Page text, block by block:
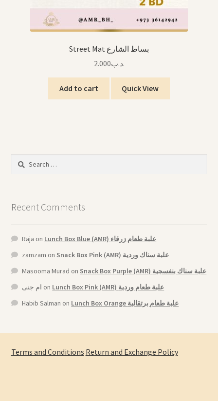
Street Mat بساط الشارع
.د.ب2.000
Add to cart Quick View
Search
Recent Comments
Raja on
Lunch Box Blue (AMR) علبة طعام زرقاء
zamzam on
Snack Box Pink (AMR) علبة سناك وردية
Masooma Murad on
Snack Box Purple (AMR) علبة سناك بنفسجية
ام جنى on
Lunch Box Pink (AMR) علبة طعام وردية
Habib Salman on Lunch Box Orange علبة طعام برتقالية
Terms and Conditions Return and Exchange Policy